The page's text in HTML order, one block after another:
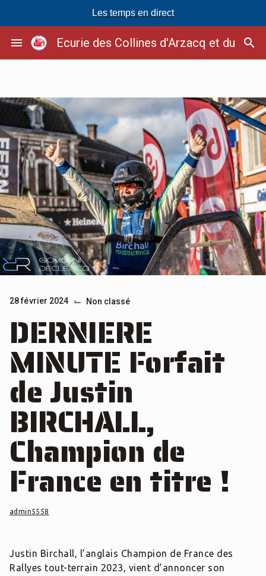
Les temps en direct
contenu
menu Ecurie des Collines d'Arzacq et du search
28 février 2024 ⌙ Non classé
DERNIERE
MINUTE Forfait
de Justin
BIRCHALL,
Champion de
France en titre !
admin5558
Justin Birchall, l’anglais Champion de France des
Rallyes tout-terrain 2023, vient d’annoncer son